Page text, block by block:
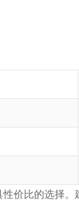
价比的选择